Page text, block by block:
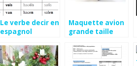
Le verbe decir en
espagnol
Maquette avion
grande taille